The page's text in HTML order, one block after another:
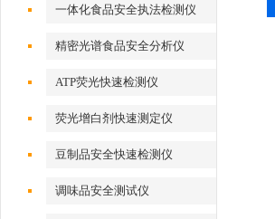
一体化食品安全执法检测仪
精密光谱食品安全分析仪
ATP荧光快速检测仪
荧光增白剂快速测定仪
豆制品安全快速检测仪
调味品安全测试仪